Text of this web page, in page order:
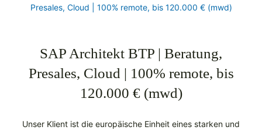
Presales, Cloud | 100% remote, bis 120.000 € (mwd)
SAP Architekt BTP | Beratung,
Presales, Cloud | 100% remote, bis
120.000 € (mwd)
Unser Klient ist die europäische Einheit eines starken und